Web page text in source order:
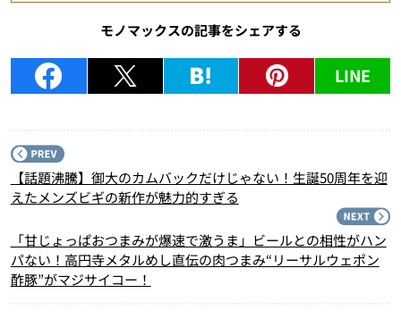
モノマックスの記事をシェアする
LINE
【話題沸騰】御大のカムバックだけじゃない！生誕50周年を迎
えたメンズビギの新作が魅力的すぎる
「甘じょっぱおつまみが爆速で激うま」ビールとの相性がハン
パない！高円寺メタルめし直伝の肉つまみ“リーサルウェポン
酢豚”がマジサイコー！